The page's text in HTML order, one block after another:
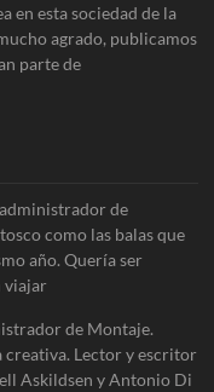
en esta sociedad de la
agrado, publicamos
parte de
de
como las balas que
año. Quería ser
viajar
de Montaje.
Lector y escritor
Askildsen y Antonio Di